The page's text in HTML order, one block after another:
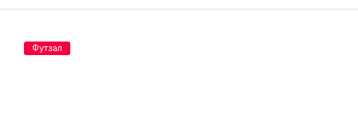
Футзал